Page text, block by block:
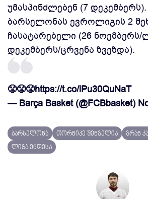
უმასპინძლებენ (7
ბარსელონას ევროლიგის 2
ჩასატარებელი (26 ნოემბერს/
დეკემბერს/ცრვენა ზვეზდა).
😤😤😤https://t.co/lPu30QuNaT
— Barça Basket (@FCBbasket)
ბარსელონა თორნიკე შენგელია
გრან
ლიგა ენდესა